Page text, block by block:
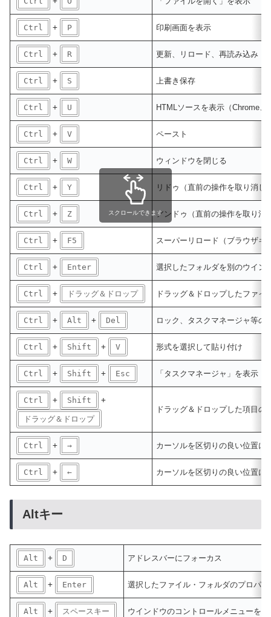
Ctrl + P 印刷画面を表示
Ctrl + R 更新、リロード、再読み込み
Ctrl + S 上書き保存
Ctrl + U HTMLソースを表示（Chrome
Ctrl + V ペースト
Ctrl + W ウィンドウを閉じる
Ctrl + Y リドゥ（直前の操作を取り消し
Ctrl + Z アンドゥ（直前の操作を取り消
Ctrl + F5 スーパーリロード（ブラウザキ
Ctrl + Enter 選択したフォルダを別のウイン
Ctrl + ドラッグ＆ドロップ ドラッグ＆ドロップしたファイ
Ctrl + Alt + Del ロック、タスクマネージャ等の
Ctrl + Shift + V 形式を選択して貼り付け
Ctrl + Shift + Esc 「タスクマネージャ」を表示
Ctrl + Shift +
ドラッグ＆ドロップ
ドラッグ＆ドロップした項目の
Ctrl + → カーソルを区切りの良い位置に
Ctrl + ← カーソルを区切りの良い位置に
スクロールできます
Altキー
Alt + D アドレスバーにフォーカス
Alt + Enter 選択したファイル・フォルダのプロパ
Alt + スペースキー ウインドウのコントロールメニューを表